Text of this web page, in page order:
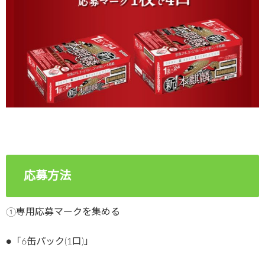
応募方法
①専用応募マークを集める
●「6缶パック(1口)」